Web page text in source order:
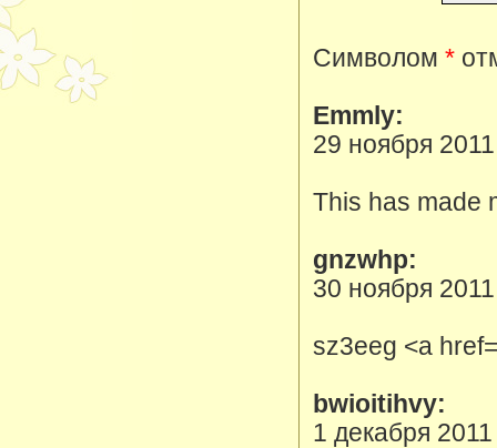
Символом *
Emmly:
29 ноября 2011
This has made
gnzwhp:
30 ноября 2011
sz3eeg <a
bwioitihvy:
1 декабря 2011